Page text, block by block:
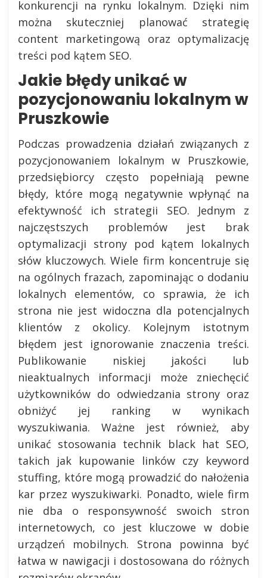
konkurencji na rynku lokalnym. Dzięki nim
można skuteczniej planować strategię
content marketingową oraz optymalizację
treści pod kątem SEO.
Jakie błędy unikać w
pozycjonowaniu lokalnym w
Pruszkowie
Podczas prowadzenia działań związanych z
pozycjonowaniem lokalnym w Pruszkowie,
przedsiębiorcy często popełniają pewne
błędy, które mogą negatywnie wpłynąć na
efektywność ich strategii SEO. Jednym z
najczęstszych problemów jest brak
optymalizacji strony pod kątem lokalnych
słów kluczowych. Wiele firm koncentruje się
na ogólnych frazach, zapominając o dodaniu
lokalnych elementów, co sprawia, że ich
strona nie jest widoczna dla potencjalnych
klientów z okolicy. Kolejnym istotnym
błędem jest ignorowanie znaczenia treści.
Publikowanie niskiej jakości lub
nieaktualnych informacji może zniechęcić
użytkowników do odwiedzania strony oraz
obniżyć jej ranking w wynikach
wyszukiwania. Ważne jest również, aby
unikać stosowania technik black hat SEO,
takich jak kupowanie linków czy keyword
stuffing, które mogą prowadzić do nałożenia
kar przez wyszukiwarki. Ponadto, wiele firm
nie dba o responsywność swoich stron
internetowych, co jest kluczowe w dobie
urządzeń mobilnych. Strona powinna być
łatwa w nawigacji i dostosowana do różnych